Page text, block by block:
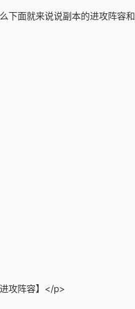
下面就来说说副本的进攻阵容
攻阵容】</p>